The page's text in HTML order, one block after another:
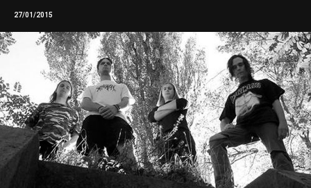
27/01/2015